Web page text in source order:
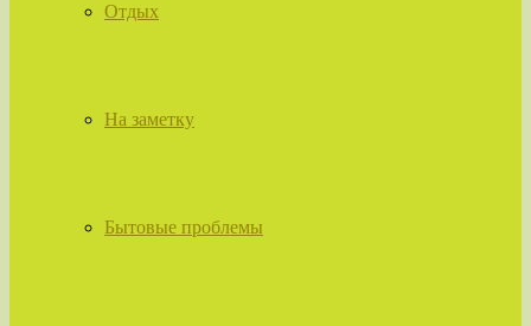
Отдых
На заметку
Бытовые проблемы